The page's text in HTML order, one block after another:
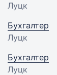
Луцк
Бухгалтер
Луцк
Бухгалтер
Луцк